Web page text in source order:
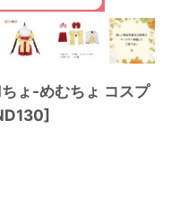
ょ-めむちょ コスプ
]